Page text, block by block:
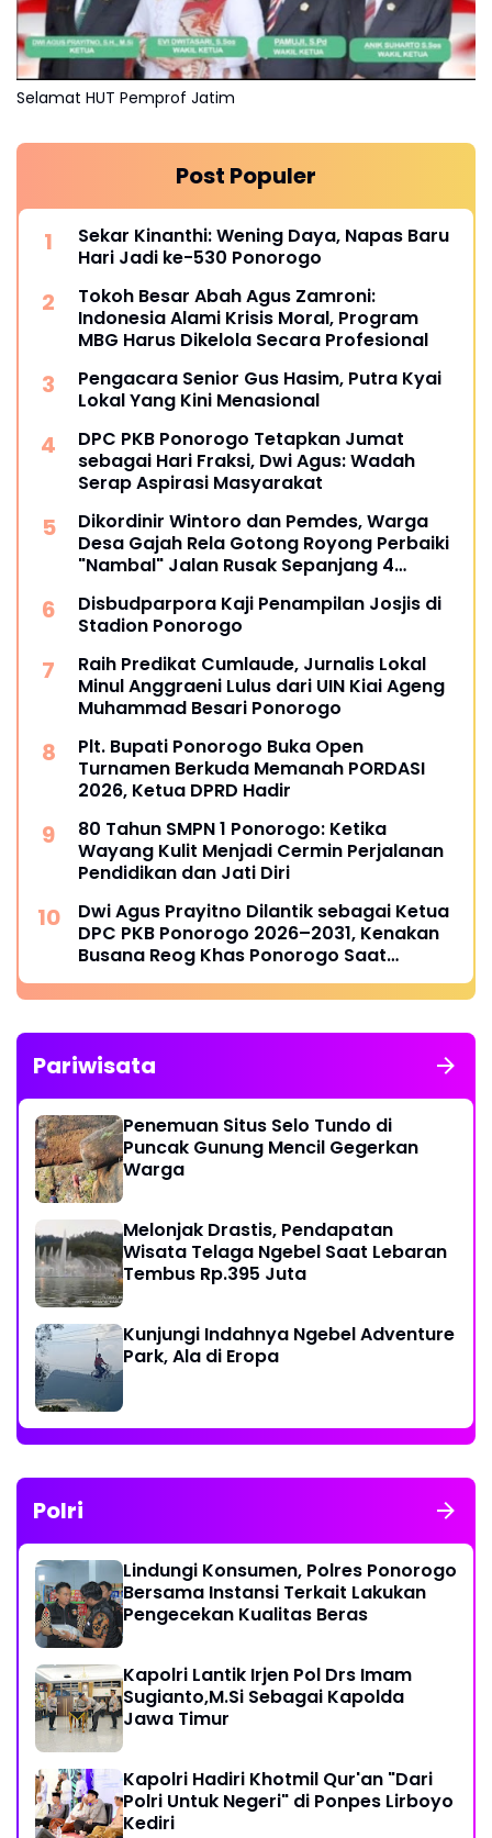
Selamat HUT Pemprof Jatim
Post Populer
Sekar Kinanthi: Wening Daya, Napas Baru
Hari Jadi ke-530 Ponorogo
Tokoh Besar Abah Agus Zamroni:
Indonesia Alami Krisis Moral, Program
MBG Harus Dikelola Secara Profesional
Pengacara Senior Gus Hasim, Putra Kyai
Lokal Yang Kini Menasional
DPC PKB Ponorogo Tetapkan Jumat
sebagai Hari Fraksi, Dwi Agus: Wadah
Serap Aspirasi Masyarakat
Dikordinir Wintoro dan Pemdes, Warga
Desa Gajah Rela Gotong Royong Perbaiki
"Nambal" Jalan Rusak Sepanjang 4
Disbudparpora Kaji Penampilan Josjis di
Stadion Ponorogo
Raih Predikat Cumlaude, Jurnalis Lokal
Minul Anggraeni Lulus dari UIN Kiai Ageng
Muhammad Besari Ponorogo
Plt. Bupati Ponorogo Buka Open
Turnamen Berkuda Memanah PORDASI
2026, Ketua DPRD Hadir
80 Tahun SMPN 1 Ponorogo: Ketika
Wayang Kulit Menjadi Cermin Perjalanan
Pendidikan dan Jati Diri
Dwi Agus Prayitno Dilantik sebagai Ketua
DPC PKB Ponorogo 2026–2031, Kenakan
Busana Reog Khas Ponorogo Saat
Pelantikan
Pariwisata
Penemuan Situs Selo Tundo di
Puncak Gunung Mencil Gegerkan
Warga
Melonjak Drastis, Pendapatan
Wisata Telaga Ngebel Saat Lebaran
Tembus Rp.395 Juta
Kunjungi Indahnya Ngebel Adventure
Park, Ala di Eropa
Polri
Lindungi Konsumen, Polres Ponorogo
Bersama Instansi Terkait Lakukan
Pengecekan Kualitas Beras
Kapolri Lantik Irjen Pol Drs Imam
Sugianto,M.Si Sebagai Kapolda
Jawa Timur
Kapolri Hadiri Khotmil Qur'an "Dari
Polri Untuk Negeri" di Ponpes Lirboyo
Kediri